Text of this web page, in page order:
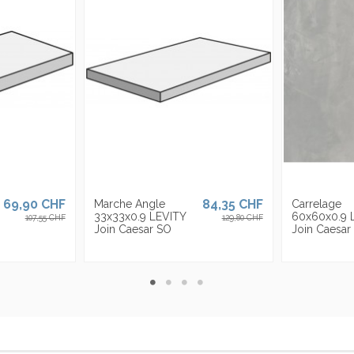
69,90 CHF
107,55 CHF
Marche Angle
33x33x0.9 LEVITY
Join Caesar SO
84,35 CHF
129,80 CHF
Carrelage
60x60x0.9
Join Caesar